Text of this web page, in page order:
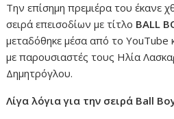
Την επίσημη πρεμιέρα του έκανε
σειρά επεισοδίων με τίτλο BALL
μεταδόθηκε μέσα από το YouTube
με παρουσιαστές τους Ηλία
Δημητρόγλου.
Λίγα λόγια για την σειρά Ball